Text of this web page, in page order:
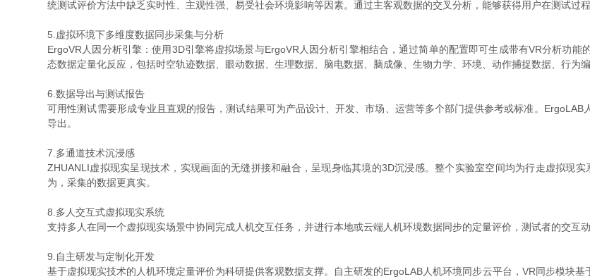
统测试评价方法中缺乏实时性、主观性强、易受社会环境影响等因素。通过主客观数据的交叉分析，能够获得用户在测试过
5.虚拟环境下多维度数据同步采集与分析
ErgoVR人因分析引擎：使用3D引擎将虚拟场景与ErgoVR人因分析引擎相结合，通过简单的配置即可生成带有VR分析功
态数据定量化反应，包括时空轨迹数据、眼动数据、生理数据、脑电数据、脑成像、生物力学、环境、动作捕捉数据、行为编
6.数据导出与测试报告
可用性测试需要形成专业且直观的报告，测试结果可为产品设计、开发、市场、运营等多个部门提供参考或标准。ErgoLAB
导出。
7.多通道技术沉浸感
ZHUANLI虚拟现实呈现技术，实现画面的无缝拼接和融合，呈现身临其境的3D沉浸感。整个实验室空间均为行走虚拟现
为，采集的数据更真实。
8.多人交互式虚拟现实系统
支持多人在同一个虚拟现实场景中协同完成人机交互任务，并进行本地或云端人机环境数据同步的定量评价，测试者的交互
9.自主研发与定制化开发
基于虚拟现实技术的人机环境定量评价为科研提供客观数据支撑。自主研发的ErgoLAB人机环境同步云平台，VR同步模块